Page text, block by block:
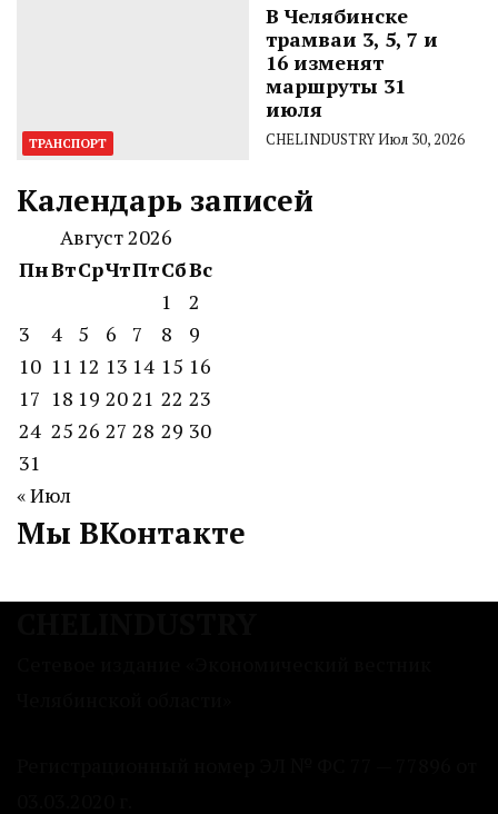
ТРАНСПОРТ
В Челябинске
трамваи 3, 5, 7 и
16 изменят
маршруты 31
июля
CHELINDUSTRYИюл 30, 2026
Календарь записей
Август 2026
ПнВтСрЧтПтСбВс
1
2
3
4 5 6 7 8
9
10 11 12 13 14 15 16
17 18 19 2021 22 23
24 25 26 27 28 29 30
31
« Июл
Мы ВКонтакте